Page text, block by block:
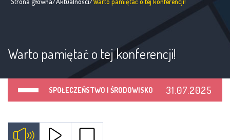
Warto pamiętać o tej konferencji!
SPOŁECZEŃSTWO I ŚRODOWISKO 31.07.2025